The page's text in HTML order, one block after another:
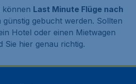
können Last Minute Flüge nach
günstig gebucht werden. Sollten
Hotel oder einen Mietwagen
Sie hier genau richtig.